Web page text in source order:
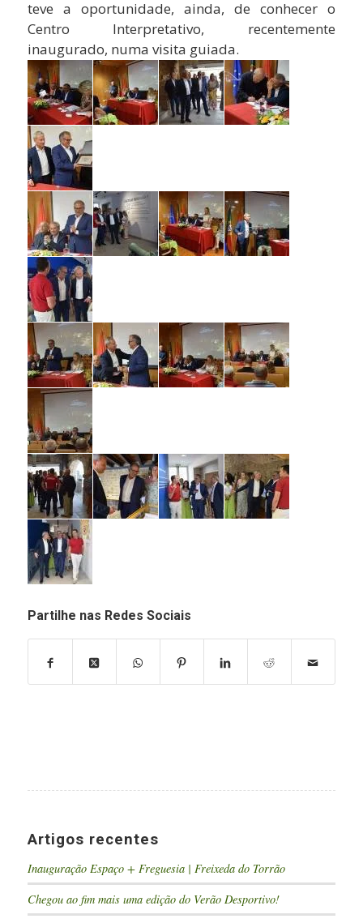
teve a oportunidade, ainda, de conhecer o
Centro Interpretativo, recentemente
inaugurado, numa visita guiada.
Partilhe nas Redes Sociais
Artigos recentes
Inauguração Espaço + Freguesia | Freixeda do Torrão
Chegou ao fim mais uma edição do Verão Desportivo!